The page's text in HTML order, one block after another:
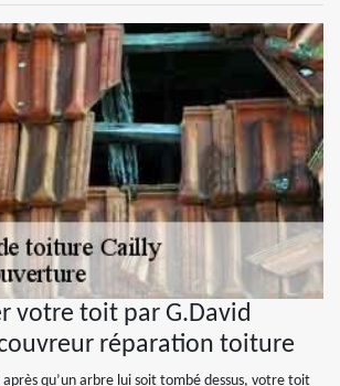
votre toit par G.David
réparation toiture
qu’un arbre lui soit tombé dessus, votre toit